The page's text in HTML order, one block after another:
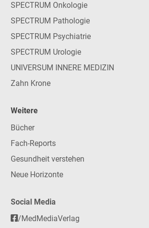
SPECTRUM Onkologie
SPECTRUM Pathologie
SPECTRUM Psychiatrie
SPECTRUM Urologie
UNIVERSUM INNERE MEDIZIN
Zahn Krone
Weitere
Bücher
Fach-Reports
Gesundheit verstehen
Neue Horizonte
Social Media
/MedMediaVerlag